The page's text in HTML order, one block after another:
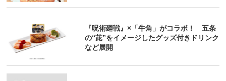
『呪術廻戦』×「牛角」がコラボ！ 五条
の“茈”をイメージしたグッズ付きドリンク
など展開